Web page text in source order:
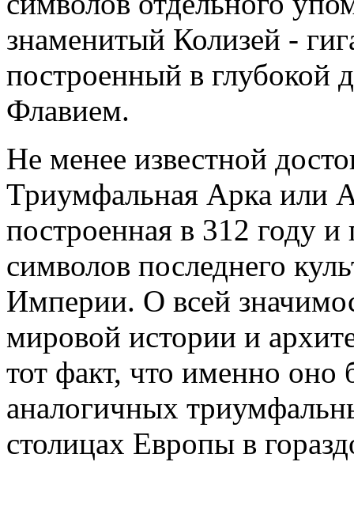
знаменитый Колизей -
построенный в глубокой
Флавием.
Не менее известной
Триумфальная Арка или
построенная в 312 году
символов последнего
Империи. О всей
мировой истории и
тот факт, что именно
аналогичных
столицах Европы в